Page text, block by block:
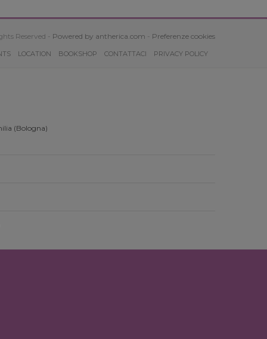
Reserved - Powered by antherica.com - Preferenze cookies
LOCATION BOOKSHOP CONTATTACI PRIVACY POLICY
(Bologna)